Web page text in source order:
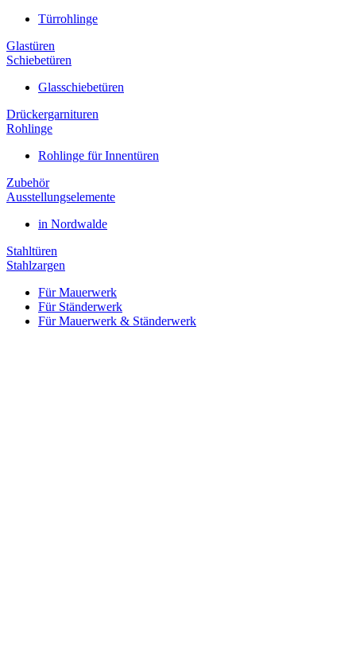
Türrohlinge
Glastüren
Schiebetüren
Glasschiebetüren
Drückergarnituren
Rohlinge
Rohlinge für Innentüren
Zubehör
Ausstellungselemente
in Nordwalde
Stahltüren
Stahlzargen
Für Mauerwerk
Für Ständerwerk
Für Mauerwerk & Ständerwerk